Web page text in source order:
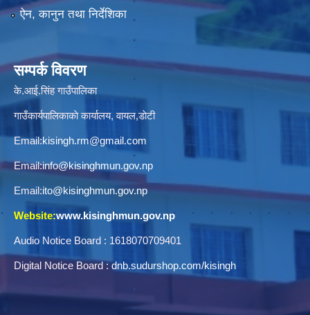
ऐन, कानुन तथा निर्देशिका
सम्पर्क विवरण
के.आई.सिंह गाउँपालिका
गाउँकार्यपालिकाकाे कार्यालय, वायल,डाेटी
Email:kisingh.rm@gmail.com
Email:info@kisinghmun.gov.np
Email:ito@kisinghmun.gov.np
Website:www.kisinghmun.gov.np
Audio Notice Board : 1618070709401
Digital Notice Board :dnb.sudurshop.com/kisingh